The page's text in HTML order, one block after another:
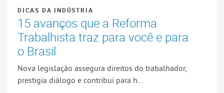
DICAS DA INDÚSTRIA
15 avanços que a Reforma
Trabalhista traz para você e para
o Brasil
Nova legislação assegura direitos do trabalhador,
prestigia diálogo e contribui para h...